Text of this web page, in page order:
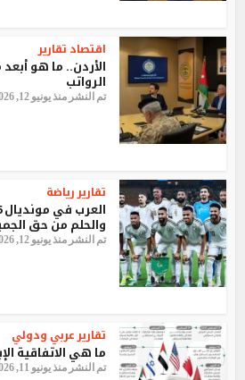
اقتصاد تقارير
الأردن.. ما هو
الرواتب
تم النشر منذ يونيو 12, 2026
تقاريررياضة
والحلم من حق
تم النشر منذ يونيو 12, 2026
تقاريرعربي ودولي
ما هي الاتفاقية
تم النشر منذ يونيو 11, 2026